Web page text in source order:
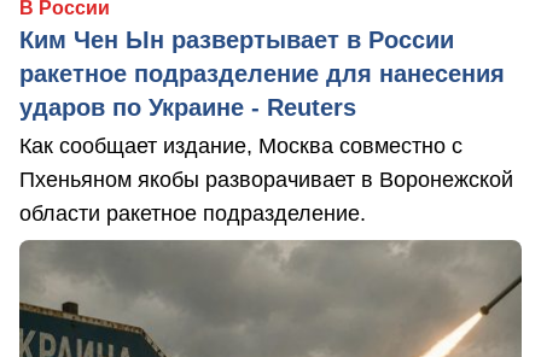
В России
Ким Чен Ын развертывает в России
ракетное подразделение для нанесения
ударов по Украине - Reuters
Как сообщает издание, Москва совместно с
Пхеньяном якобы разворачивает в Воронежской
области ракетное подразделение.